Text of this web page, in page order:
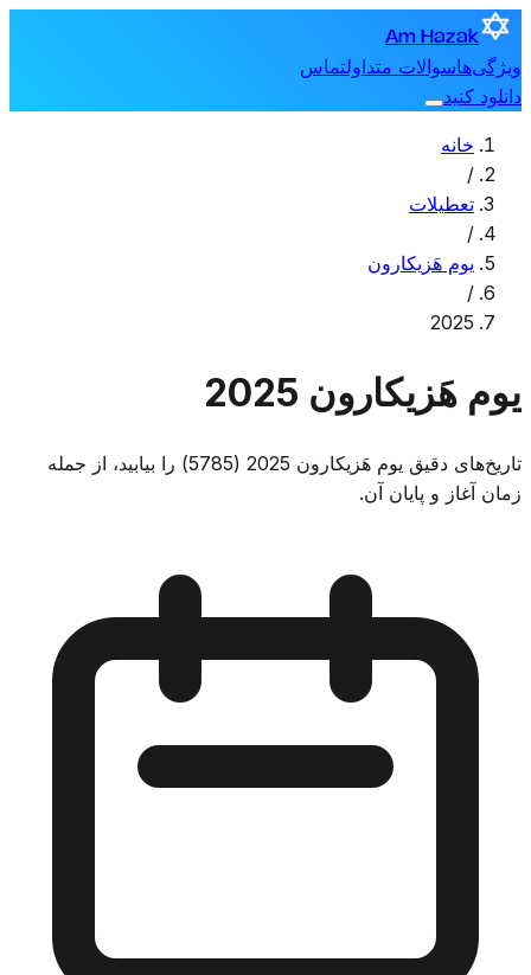
Am Hazak
ویژگی‌هاسوالات متداولتماس
دانلود کنید
خانه
/
تعطیلات
/
یوم هَزیکارون
/
2025
یوم هَزیکارون 2025
تاریخ‌های دقیق یوم هَزیکارون 2025 (5785) را بیابید، از جمله
زمان آغاز و پایان آن.